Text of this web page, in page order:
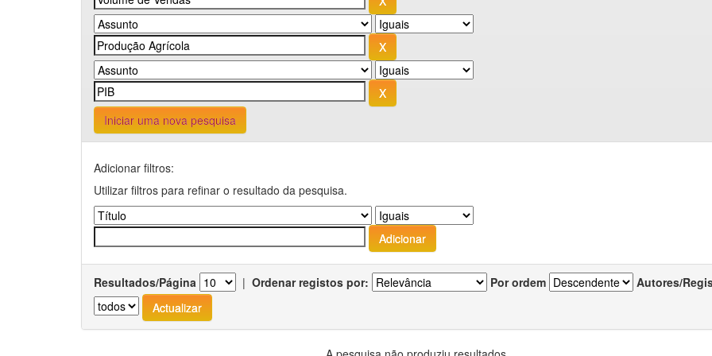
Iniciar uma nova pesquisa
Adicionar filtros:
Utilizar filtros para refinar o resultado da pesquisa.
Resultados/Página | Ordenar registos por: Por ordem Autores/